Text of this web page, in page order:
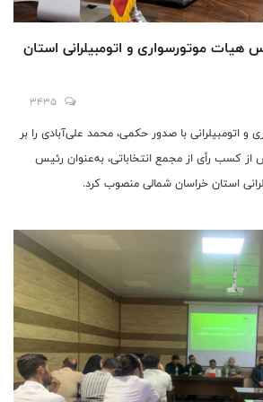
هیات موتورسواری و اتومبیلرانی استان
3435
اتومبیلرانی با صدور حکمی، محمد علی‌آبادی را بر
کسب رأی از مجمع انتخاباتی، به‌عنوان رئیس
استان خراسان شمالی منصوب کرد.